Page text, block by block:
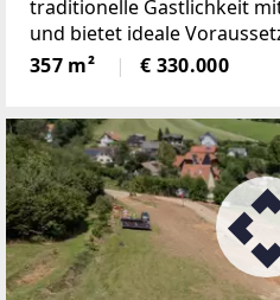
traditionelle Gastlichkeit
und bietet ideale
erfolgreiches
direkte Lage im Ortskern
357 m² € 330.000